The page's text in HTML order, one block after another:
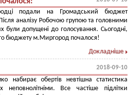
подали на Громадський бюджет
аналізу Робочою групою та головними
були допущені до голосування. Сьогодні,
бюджету м.Миргород почалося!
Докладніше
2018-09-10
набирає обертів невтішна статистика
неповнолітніми. Все частіше підлітки